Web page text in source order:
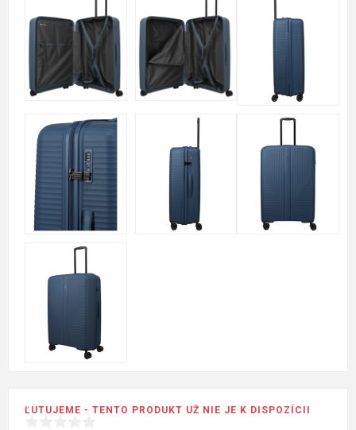
ĽUTUJEME - TENTO PRODUKT UŽ NIE JE K DISPOZÍCII